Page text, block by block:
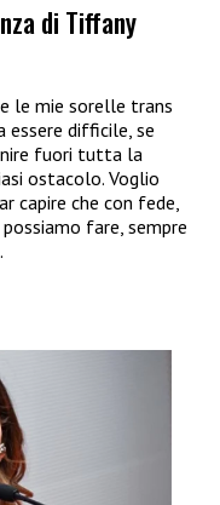
di Tiffany
le mie sorelle trans
essere difficile, se
fuori tutta la
ostacolo. Voglio
capire che con fede,
fare, sempre